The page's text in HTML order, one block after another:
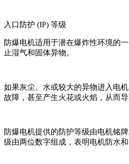
入口防护 (IP) 等级
防爆电机适用于潜在爆炸性环境的
止湿气和固体异物。
如果灰尘、水或较大的异物进入电
故障，甚至产生火花或火焰，从而导
防爆电机提供的防护等级由电机铭
级由两位数字组成，表明电机防水